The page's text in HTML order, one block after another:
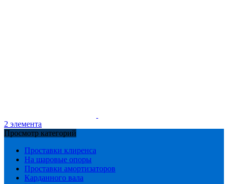
2 элемента
Просмотр категорий
Проставки клиренса
На шаровые опоры
Проставки амортизаторов
Карданного вала